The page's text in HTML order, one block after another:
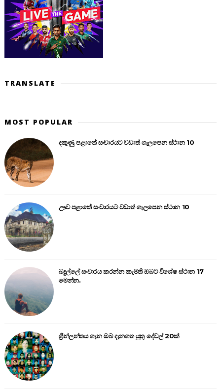
TRANSLATE
MOST POPULAR
දකුණු පළාතේ සංචාරයට වඩාත් ගැලපෙන ස්ථාන 10
ඌව පළාතේ සංචාරයට වඩාත් ගැලපෙන ස්ථාන 10
බදුල්ලේ සංචාරය කරන්න කැමති ඔබට විශේෂ ස්ථාන 17
මෙන්න.
ග්‍රීන්ලන්තය ගැන ඔබ දැනගත යුතු දේවල් 20ක්